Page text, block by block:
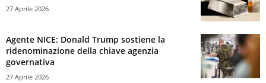
27 Aprile 2026
Agente NICE: Donald Trump sostiene la
ridenominazione della chiave agenzia
governativa
27 Aprile 2026